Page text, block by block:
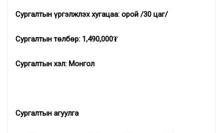
Сургалтын үргэлжлэх хугацаа: орой /30 цаг/
Сургалтын төлбөр: 1,490,000₮
Сургалтын хэл: Монгол
Сургалтын агуулга